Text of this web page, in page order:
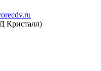
Кристалл)